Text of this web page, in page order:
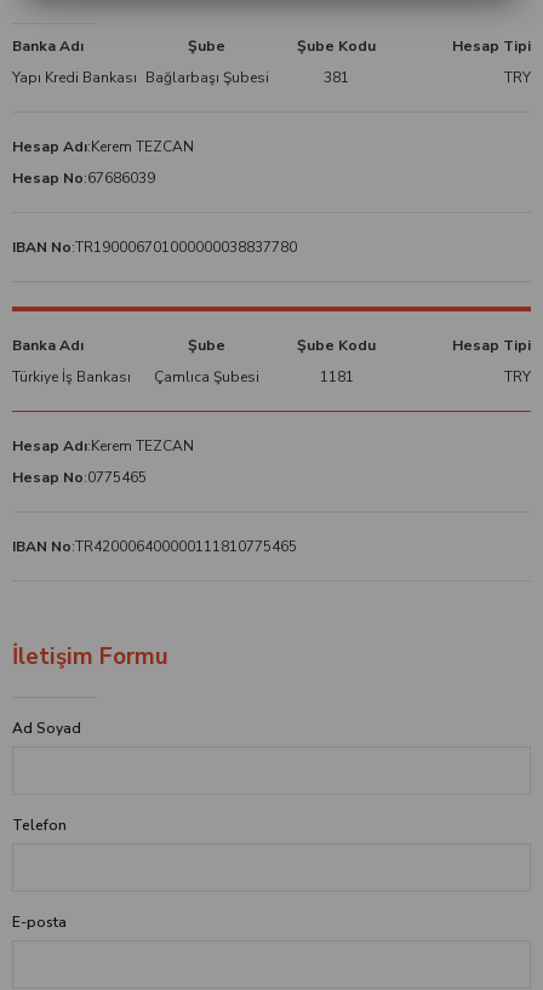
Banka Adı
Yapı Kredi Bankası
Şube
Bağlarbaşı Şubesi
Şube Kodu
381
Hesap Tipi
TRY
Hesap Adı:Kerem TEZCAN
Hesap No:67686039
IBAN No:TR190006701000000038837780
Banka Adı
Türkiye İş Bankası
Şube
Çamlıca Şubesi
Şube Kodu
1181
Hesap Tipi
TRY
Hesap Adı:Kerem TEZCAN
Hesap No:0775465
IBAN No:TR420006400000111810775465
İletişim Formu
Ad Soyad
Telefon
E-posta